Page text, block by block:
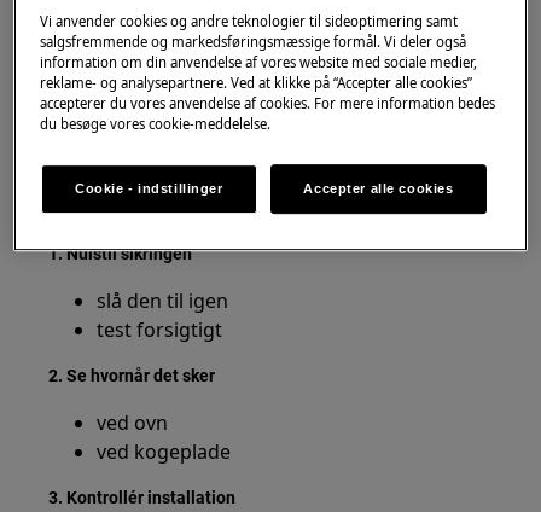
Løsning
Start med de vigtigste kontroller.
Sikkerhed
brug ikke komfuret gentagne gange
lad det være slukket
1. Nulstil sikringen
slå den til igen
test forsigtigt
2. Se hvornår det sker
ved ovn
ved kogeplade
3. Kontrollér installation
Vi anvender cookies og andre teknologier til sideoptimering samt
salgsfremmende og markedsføringsmæssige formål. Vi deler også
information om din anvendelse af vores website med sociale medier,
reklame- og analysepartnere. Ved at klikke på “Accepter alle cookies”
accepterer du vores anvendelse af cookies. For mere information bedes
du besøge vores cookie-meddelelse.
Cookie - indstillinger Accepter alle cookies